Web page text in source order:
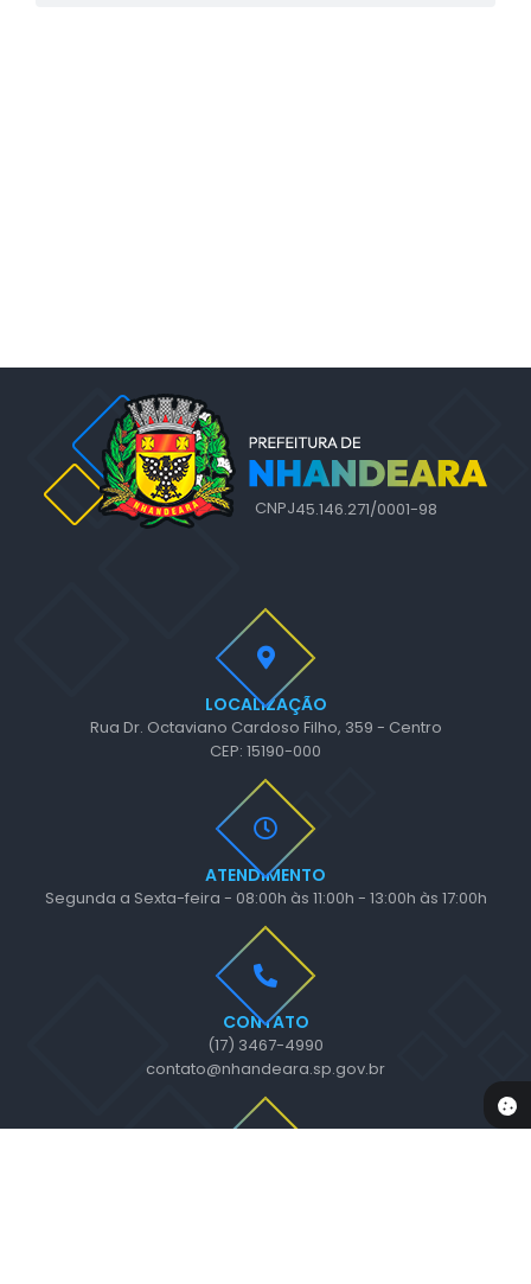
LOCALIZAÇÃO
Rua Dr. Octaviano Cardoso Filho, 359 - Centro
CEP: 15190-000
CONTATO
(17) 3467-4990
contato@nhandeara.sp.gov.br
ATENDIMENTO
Segunda a Sexta-feira - 08:00h às 11:00h - 13:00h às 17:00h
CNPJ45.146.271/0001-98